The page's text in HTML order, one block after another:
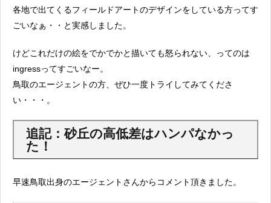
各地で出てくるフィールドアートのデザインをしている方ってす
ごいなぁ・・と実感しました。
けどこれだけの絵をでかでかと描いても怒られない、ってのは
ingressってすごいなー。
鳥取のエージェントの方、ぜひ一度トライしてみてくださ
い・・・。
追記：砂丘の高低差はハンパなかっ
た！
早速鳥取出身のエージェントさんからコメント頂きました。